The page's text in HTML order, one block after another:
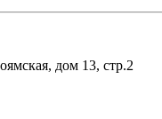
дом 13, стр.2